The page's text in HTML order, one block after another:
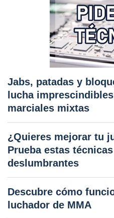
Jabs, patadas y
lucha
marciales mixtas
¿Quieres mejorar tu
Prueba estas
deslumbrantes
Descubre cómo
luchador de MMA